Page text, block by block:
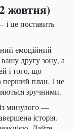
жовтня)
і це поставить
емоційний
другу зону, а
і того, що
перший план. І не
зручними.
минулого —
історія.